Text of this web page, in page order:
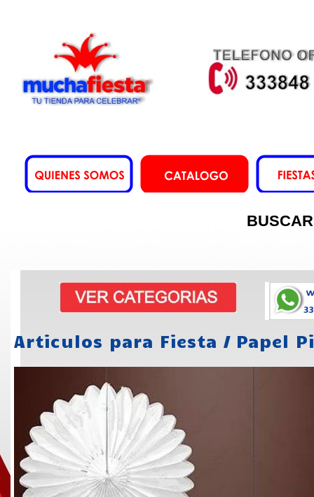
BUSCAR
Articulos para Fiesta / Papel